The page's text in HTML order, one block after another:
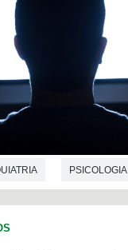
PSICOLOGIA